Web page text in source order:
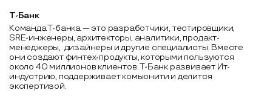
Т-Банк
Команда Т-банка — это разработчики, тестировщики,
SRE-инженеры, архитекторы, аналитики, продакт-
менеджеры,  дизайнеры и другие специалисты. Вместе
они создают финтех-продукты, которыми пользуются
около 40 миллионов клиентов. Т-Банк развивает Ит-
индустрию, поддерживает комьюнити и делится
экспертизой.